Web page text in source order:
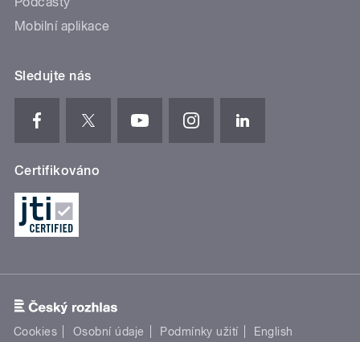
Mobilní aplikace
Sledujte nás
Certifikováno
Cookies Osobní údaje Podmínky užití English